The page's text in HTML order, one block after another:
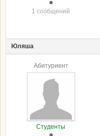
1 сообщений
Юляша
Абитуриент
Студенты